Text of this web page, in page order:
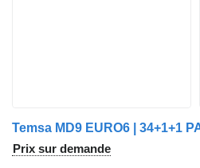
Prix sur demande